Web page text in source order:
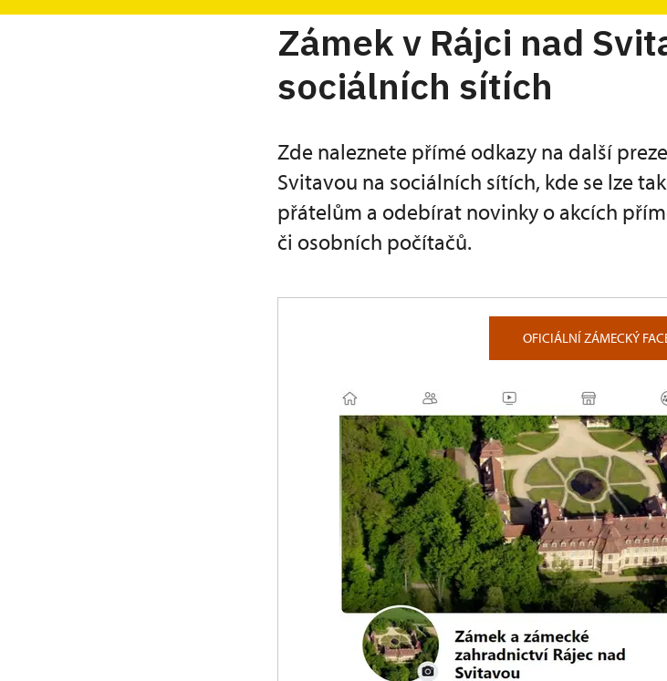
Zámek v Rájci nad
sociálních sítích
Zde naleznete přímé odkazy na další
Svitavou na sociálních sítích, kde se lze
přátelům a odebírat novinky o akcích
či osobních počítačů.
OFICIÁLNÍ ZÁMECKÝ